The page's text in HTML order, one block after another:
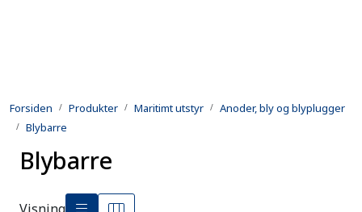
Forsiden Produkter Maritimt utstyr
Anoder, bly og blyplugger
Blybarre
Blybarre
Visning
Utleie
Kontroll og reparasjon
Forsvarsindustri